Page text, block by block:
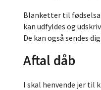
Blanketter til
kan udfyldes og
De kan også sendes
Aftal dåb
I skal henvende jer